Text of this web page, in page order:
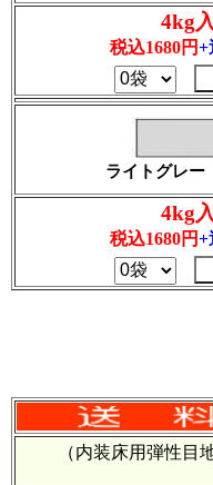
（内装床用弾性目
4kg
税込1680円+
ライトグレー
4kg
税込1680円+